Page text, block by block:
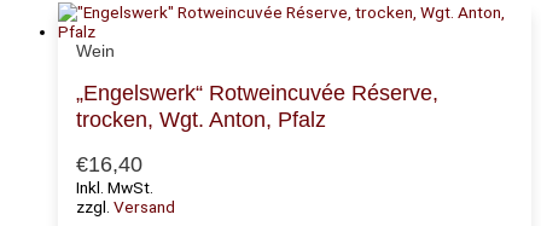
Wein
„Engelswerk“ Rotweincuvée Réserve,
trocken, Wgt. Anton, Pfalz
€16,40
Inkl. MwSt.
zzgl. Versand